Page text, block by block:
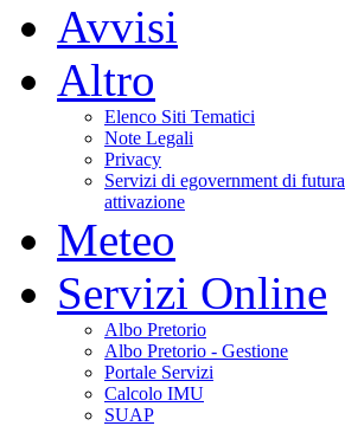
Avvisi
Altro
Elenco Siti Tematici
Note Legali
Privacy
Servizi di egovernment di futura
attivazione
Meteo
Servizi Online
Albo Pretorio
Albo Pretorio - Gestione
Portale Servizi
Calcolo IMU
SUAP